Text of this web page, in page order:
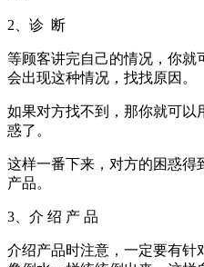
2、诊 断
等顾客讲完自己的情况，你就
会出现这种情况，找找原因。
如果对方找不到，那你就可以
惑了。
这样一番下来，对方的困惑得
产品。
3、介 绍 产 品
介绍产品时注意，一定要有针